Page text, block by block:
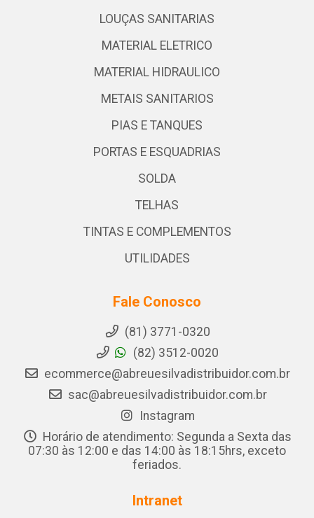
LOUÇAS SANITARIAS
MATERIAL ELETRICO
MATERIAL HIDRAULICO
METAIS SANITARIOS
PIAS E TANQUES
PORTAS E ESQUADRIAS
SOLDA
TELHAS
TINTAS E COMPLEMENTOS
UTILIDADES
Fale Conosco
(81) 3771-0320
(82) 3512-0020
ecommerce@abreuesilvadistribuidor.com.br
sac@abreuesilvadistribuidor.com.br
Instagram
Horário de atendimento: Segunda a Sexta das
07:30 às 12:00 e das 14:00 às 18:15hrs, exceto
feriados.
Intranet